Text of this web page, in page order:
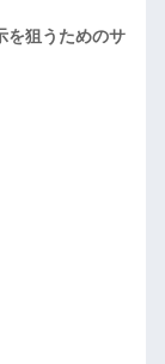
を狙うためのサ